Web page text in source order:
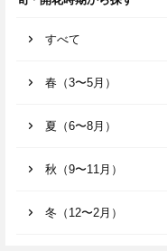
すべて
春（3〜5月）
夏（6〜8月）
秋（9〜11月）
冬（12〜2月）